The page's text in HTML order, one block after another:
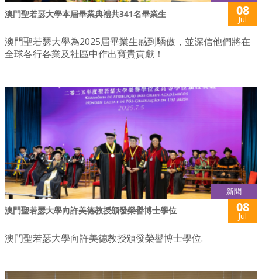
澳門聖若瑟大學本屆畢業典禮共341名畢業生 08
Jul
澳門聖若瑟大學為2025屆畢業生感到驕傲，並深信他們將在
全球各行各業及社區中作出寶貴貢獻！
新聞
澳門聖若瑟大學向許美德教授頒發榮譽博士學位 08
Jul
澳門聖若瑟大學向許美德教授頒發榮譽博士學位.